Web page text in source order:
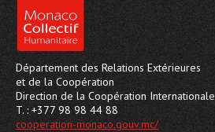
Département des Relations Extérieures
et de la Coopération
Direction de la Coopération Internationale
T. : +377 98 98 44 88
cooperation-monaco.gouv.mc/